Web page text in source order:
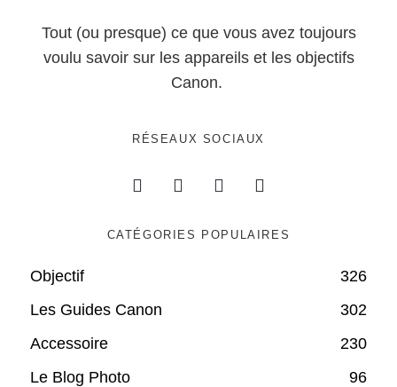
Tout (ou presque) ce que vous avez toujours
voulu savoir sur les appareils et les objectifs
Canon.
RÉSEAUX SOCIAUX
CATÉGORIES POPULAIRES
Objectif
326
Les Guides Canon
302
Accessoire
230
Le Blog Photo
96